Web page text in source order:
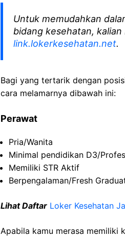
Untuk memudahkan
bidang kesehatan,
link.lokerkesehatan.net.
Bagi yang tertarik dengan
cara melamarnya dibawah ini:
Perawat
Pria/Wanita
Minimal pendidikan D3/
Memiliki STR Aktif
Berpengalaman/Fresh
Lihat Daftar Loker Kesehatan
Apabila kamu merasa memiliki